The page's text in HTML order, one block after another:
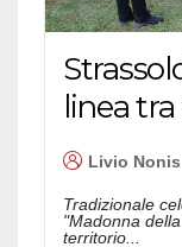
linea
Livio Nonis
Tradizionale
"Madonna
territorio...